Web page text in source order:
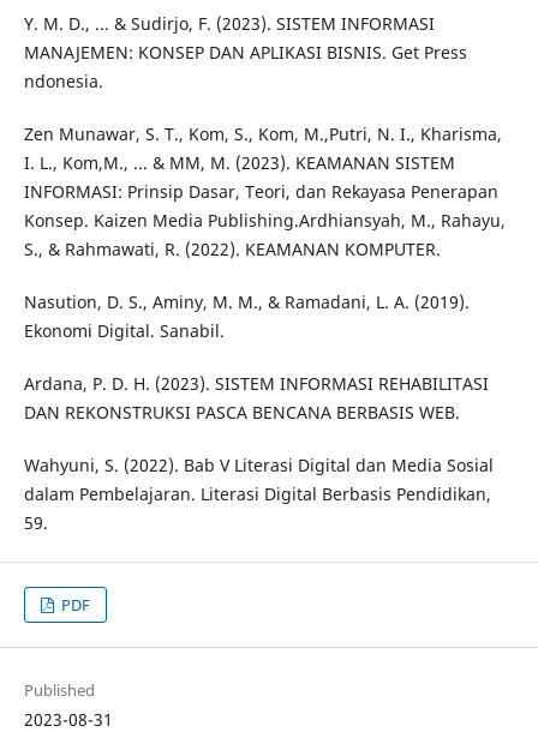
Y. M. D., ... & Sudirjo, F. (2023). SISTEM INFORMASI
MANAJEMEN: KONSEP DAN APLIKASI BISNIS. Get Press
ndonesia.
Zen Munawar, S. T., Kom, S., Kom, M.,Putri, N. I., Kharisma,
I. L., Kom,M., ... & MM, M. (2023). KEAMANAN SISTEM
INFORMASI: Prinsip Dasar, Teori, dan Rekayasa Penerapan
Konsep. Kaizen Media Publishing.Ardhiansyah, M., Rahayu,
S., & Rahmawati, R. (2022). KEAMANAN KOMPUTER.
Nasution, D. S., Aminy, M. M., & Ramadani, L. A. (2019).
Ekonomi Digital. Sanabil.
Ardana, P. D. H. (2023). SISTEM INFORMASI REHABILITASI
DAN REKONSTRUKSI PASCA BENCANA BERBASIS WEB.
Wahyuni, S. (2022). Bab V Literasi Digital dan Media Sosial
dalam Pembelajaran. Literasi Digital Berbasis Pendidikan,
59.
PDF
Published
2023-08-31